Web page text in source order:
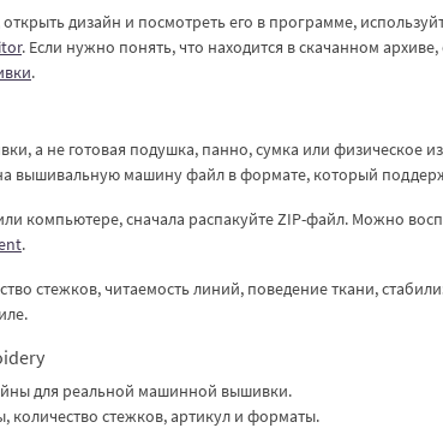
дизайн и посмотреть его в программе,
. Если нужно понять, что находится в скачанном
.
а не готовая подушка, панно, сумка или физическое
вышивальную машину файл в формате, который
компьютере, сначала распакуйте ZIP-файл. Можно
.
стежков, читаемость линий, поведение ткани,
для реальной машинной вышивки.
количество стежков, артикул и форматы.